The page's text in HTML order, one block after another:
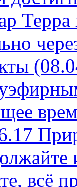
Терра
всё